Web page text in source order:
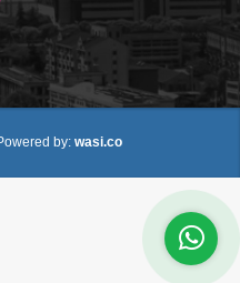
by: wasi.co